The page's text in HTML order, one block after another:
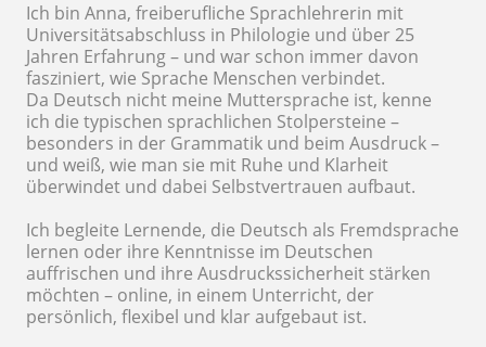
Ich bin Anna, freiberufliche Sprachlehrerin mit
Universitätsabschluss in Philologie und über 25
Jahren Erfahrung – und war schon immer davon
fasziniert, wie Sprache Menschen verbindet.
Da Deutsch nicht meine Muttersprache ist, kenne
ich die typischen sprachlichen Stolpersteine –
besonders in der Grammatik und beim Ausdruck –
und weiß, wie man sie mit Ruhe und Klarheit
überwindet und dabei Selbstvertrauen aufbaut.
Ich begleite Lernende, die Deutsch als Fremdsprache
lernen oder ihre Kenntnisse im Deutschen
auffrischen und ihre Ausdruckssicherheit stärken
möchten – online, in einem Unterricht, der
persönlich, flexibel und klar aufgebaut ist.